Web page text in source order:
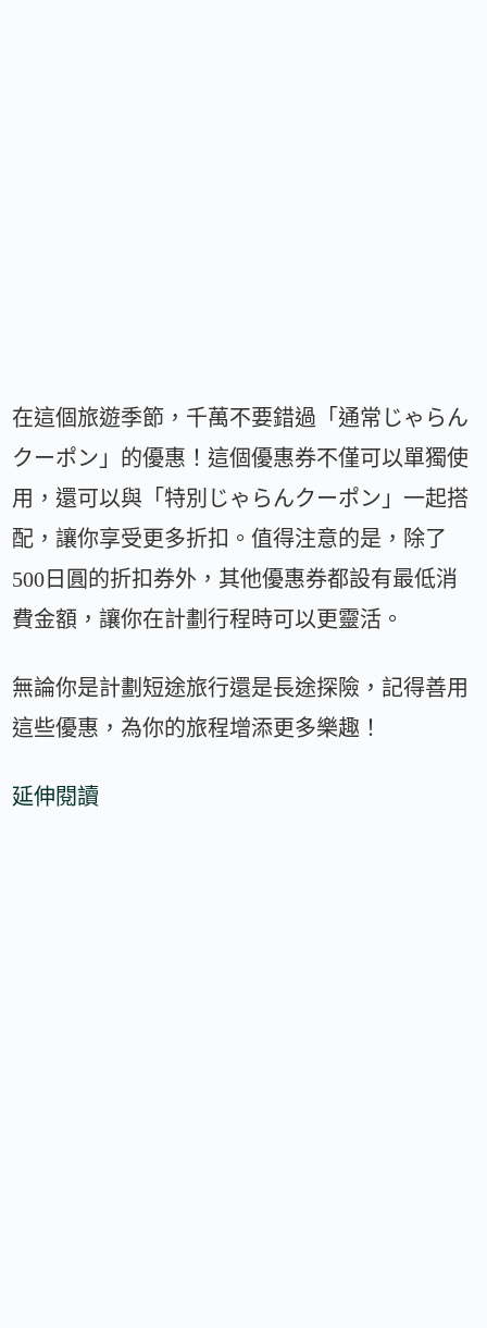
在這個旅遊季節，千萬不要錯過「通常じゃらん
クーポン」的優惠！這個優惠券不僅可以單獨使
用，還可以與「特別じゃらんクーポン」一起搭
配，讓你享受更多折扣。值得注意的是，除了
500日圓的折扣券外，其他優惠券都設有最低消
費金額，讓你在計劃行程時可以更靈活。
無論你是計劃短途旅行還是長途探險，記得善用
這些優惠，為你的旅程增添更多樂趣！
延伸閱讀